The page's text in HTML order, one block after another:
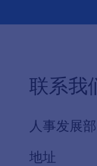
联系我
人事发展
地址